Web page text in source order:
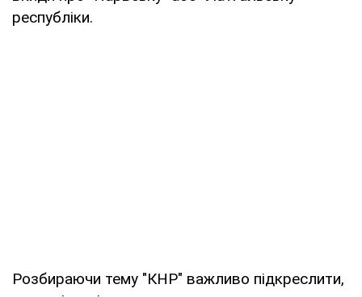
республіки.
Розбираючи тему "КНР" важливо підкреслити,